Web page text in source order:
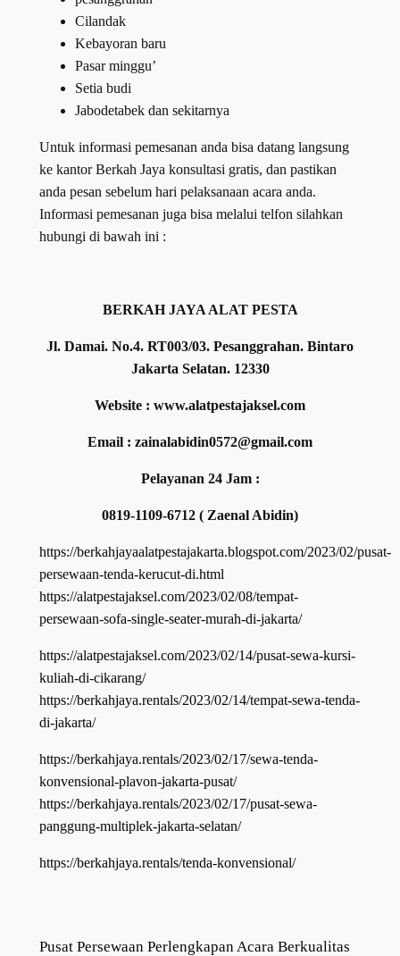
Cilandak
Kebayoran baru
Pasar minggu’
Setia budi
Jabodetabek dan sekitarnya
Untuk informasi pemesanan anda bisa datang langsung
ke kantor Berkah Jaya konsultasi gratis, dan pastikan
anda pesan sebelum hari pelaksanaan acara anda.
Informasi pemesanan juga bisa melalui telfon silahkan
hubungi di bawah ini :
BERKAH JAYA ALAT PESTA
Jl. Damai. No.4. RT003/03. Pesanggrahan. Bintaro
Jakarta Selatan. 12330
Website : www.alatpestajaksel.com
Email : zainalabidin0572@gmail.com
Pelayanan 24 Jam :
0819-1109-6712 ( Zaenal Abidin)
https://berkahjayaalatpestajakarta.blogspot.com/2023/02/pusat-
persewaan-tenda-kerucut-di.html
https://alatpestajaksel.com/2023/02/08/tempat-
persewaan-sofa-single-seater-murah-di-jakarta/
https://alatpestajaksel.com/2023/02/14/pusat-sewa-kursi-
kuliah-di-cikarang/
https://berkahjaya.rentals/2023/02/14/tempat-sewa-tenda-
di-jakarta/
https://berkahjaya.rentals/2023/02/17/sewa-tenda-
konvensional-plavon-jakarta-pusat/
https://berkahjaya.rentals/2023/02/17/pusat-sewa-
panggung-multiplek-jakarta-selatan/
https://berkahjaya.rentals/tenda-konvensional/
Pusat Persewaan Perlengkapan Acara Berkualitas